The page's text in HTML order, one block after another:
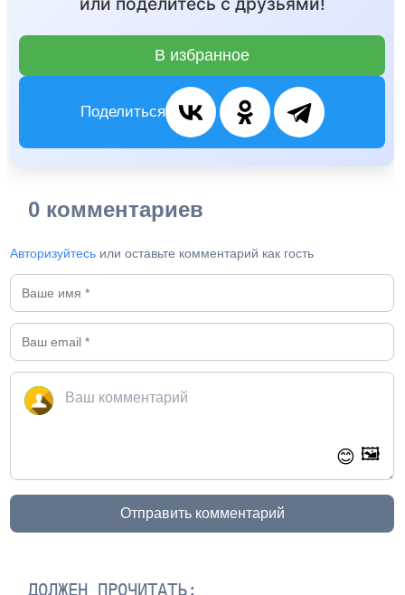
В избранное
Поделиться
0 комментариев
Авторизуйтесь или оставьте комментарий как гость
😊 🖼️
Отправить комментарий
ДОЛЖЕН ПРОЧИТАТЬ: